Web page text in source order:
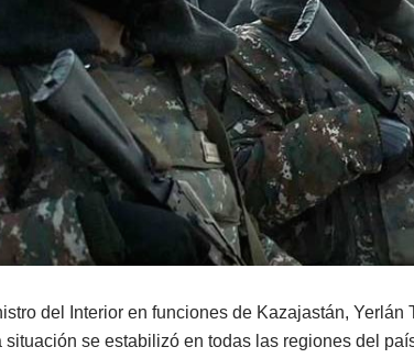
del Interior en funciones de Kazajastán, Yerlán
situación se estabilizó en todas las regiones del